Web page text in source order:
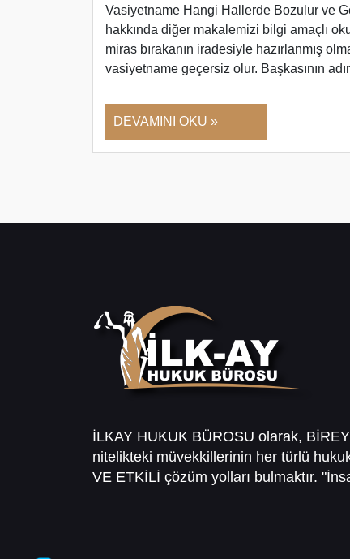
Vasiyetname Hangi Hallerde Bozulur ve
hakkında diğer makalemizi bilgi amaçlı
miras bırakanın iradesiyle hazırlanmış
vasiyetname geçersiz olur. Başkasının
DEVAMINI OKU »
İLKAY HUKUK BÜROSU olarak,
nitelikteki müvekkillerinin her türlü
VE ETKİLİ çözüm yolları bulmaktır.